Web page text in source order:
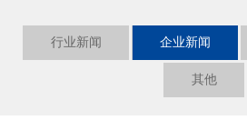
行业新闻 企业新闻
其他